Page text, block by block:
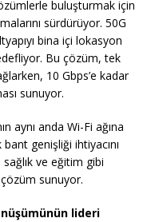
buluşturmak için
sürdürüyor. 50G
bina içi lokasyon
Bu çözüm, tek
10 Gbps’e kadar
sunuyor.
aynı anda Wi-Fi ağına
genişliği ihtiyacını
sağlık ve eğitim gibi
sunuyor.
lideri